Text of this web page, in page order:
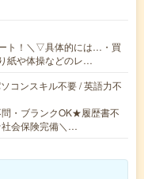
ト！＼▽具体的には…・買
紙や体操などのレ…
コンスキル不要 / 英語力不
・ブランクOK★履歴書不
会保険完備＼…